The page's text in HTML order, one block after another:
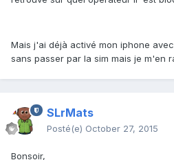
Mais j'ai déjà activé mon iphone
sans passer par la sim mais je m'en
SLrMats
Posté(e) October 27, 2015
Bonsoir,